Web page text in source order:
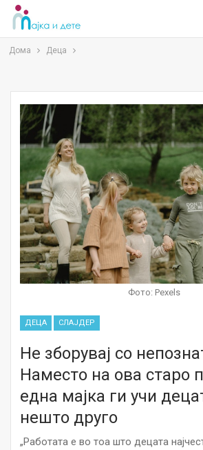
Дома Деца
Фото: Pexels
ДЕЦА СЛАЈДЕР
Не зборувај со
Наместо на ова старо
една мајка ги учи
нешто друго
„Работата е во тоа што децата